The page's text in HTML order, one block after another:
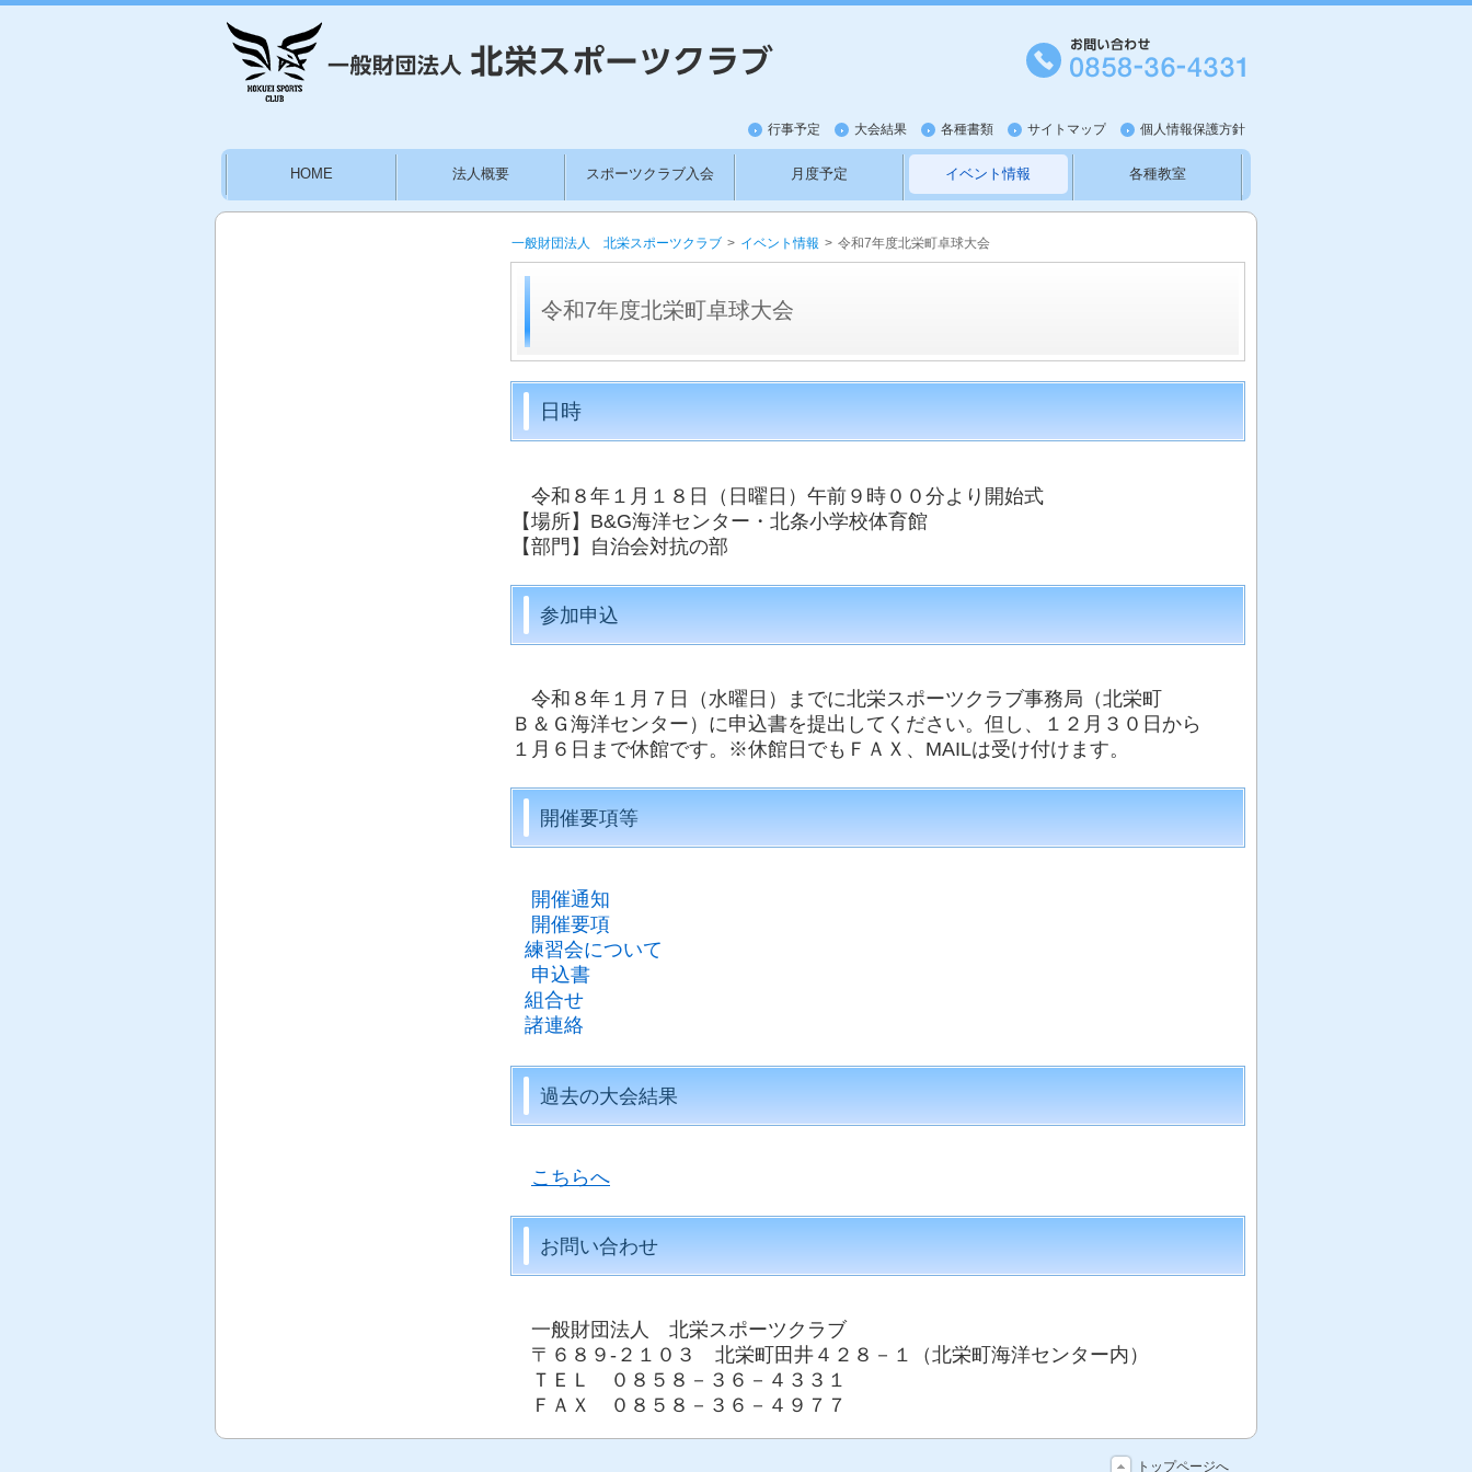
個人情報保護方針
サイトマップ
各種書類
大会結果
行事予定
HOME 法人概要 スポーツクラブ入会 月度予定 イベント情報 各種教室
お問い合わせ 施設紹介 新料金 ワットバイクの利用方法 お知らせ 新型コロナウイルス
一般財団法人 北栄スポーツクラブ > イベント情報 > 令和7年度北栄町卓球大会
令和7年度北栄町卓球大会
日時
令和８年１月１８日（日曜日）午前９時００分より開始式
【場所】B&G海洋センター・北条小学校体育館
【部門】自治会対抗の部
参加申込
令和８年１月７日（水曜日）までに北栄スポーツクラブ事務局（北栄町
Ｂ＆Ｇ海洋センター）に申込書を提出してください。但し、１２月３０日から
１月６日まで休館です。※休館日でもＦＡＸ、MAILは受け付けます。
開催要項等
開催通知
開催要項
練習会について
申込書
組合せ
諸連絡
過去の大会結果
こちらへ
お問い合わせ
一般財団法人 北栄スポーツクラブ
〒６８９-２１０３ 北栄町田井４２８－１（北栄町海洋センター内）
ＴＥＬ ０８５８－３６－４３３１
ＦＡＸ ０８５８－３６－４９７７
トップページへ